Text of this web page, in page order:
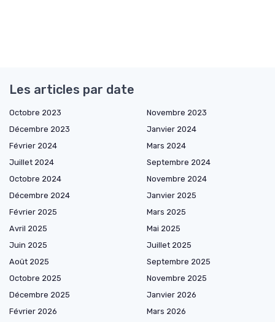
Les articles par date
Octobre 2023
Novembre 2023
Décembre 2023
Janvier 2024
Février 2024
Mars 2024
Juillet 2024
Septembre 2024
Octobre 2024
Novembre 2024
Décembre 2024
Janvier 2025
Février 2025
Mars 2025
Avril 2025
Mai 2025
Juin 2025
Juillet 2025
Août 2025
Septembre 2025
Octobre 2025
Novembre 2025
Décembre 2025
Janvier 2026
Février 2026
Mars 2026